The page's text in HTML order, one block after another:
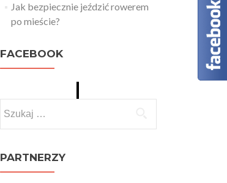
Jak bezpiecznie jeździć rowerem
po mieście?
FACEBOOK
PARTNERZY